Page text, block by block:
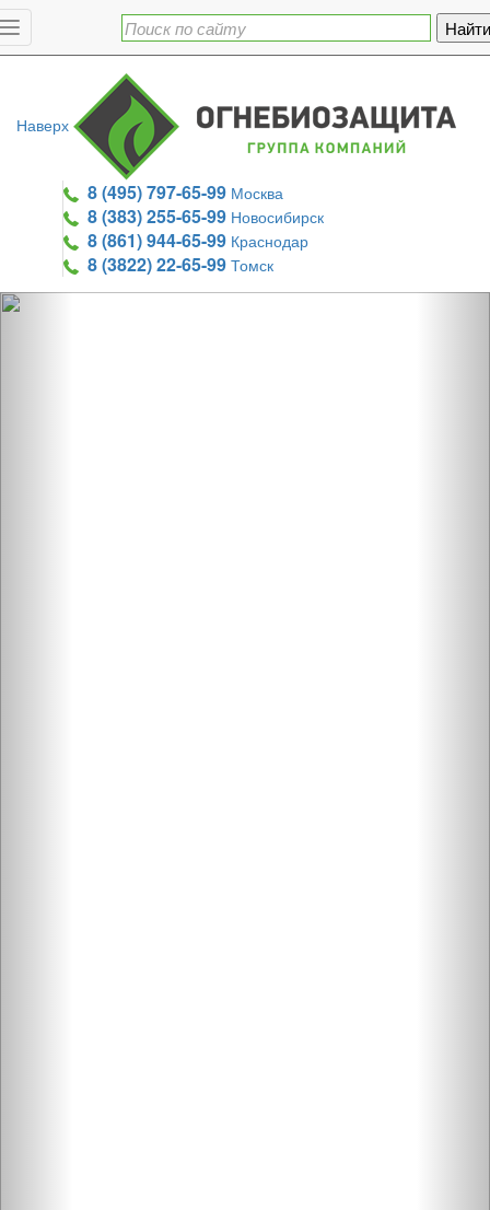
Toggle
navigation
Наверх
8 (495) 797-65-99 Москва
8 (383) 255-65-99 Новосибирск
8 (861) 944-65-99 Краснодар
8 (3822) 22-65-99 Томск